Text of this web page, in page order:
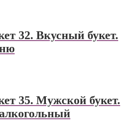
32. Вкусный букет.
35. Мужской букет.